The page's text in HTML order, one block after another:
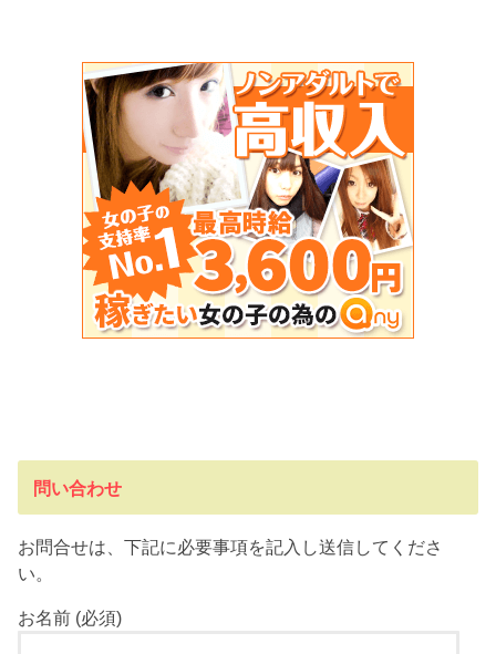
問い合わせ
お問合せは、下記に必要事項を記入し送信してくださ
い。
お名前 (必須)